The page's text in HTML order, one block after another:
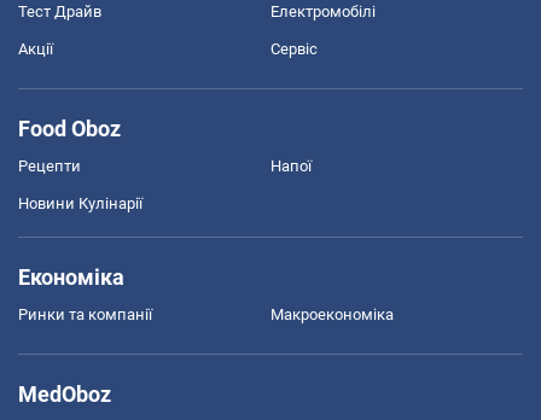
Тест Драйв Електромобілі
Акції Сервіс
Food Oboz
Рецепти Напої
Новини Кулінарії
Економіка
Ринки та компанії Макроекономіка
MedOboz